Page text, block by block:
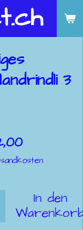
3
In den